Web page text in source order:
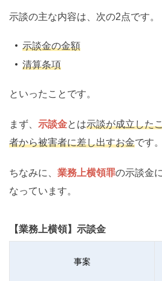
示談の主な内容は、次の2点です。
示談金の金額
清算条項
といったことです。
まず、 示談金とは示談が成立した
者から被害者に差し出すお金です。
ちなみに、 業務上横領罪の示談金
なっています。
【業務上横領】示談金
事案